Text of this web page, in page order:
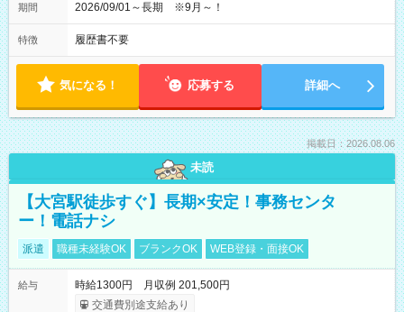
期間 2026/09/01～長期 ※9月～！
特徴 履歴書不要
気になる！ 応募する 詳細へ
掲載日：2026.08.06
未読
【大宮駅徒歩すぐ】長期×安定！事務センタ
ー！電話ナシ
派遣 職種未経験OK ブランクOK WEB登録・面接OK
給与
時給1300円 月収例 201,500円
交通費別途支給あり